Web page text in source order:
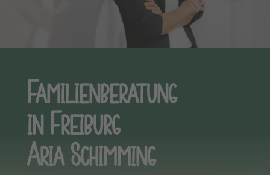
Familienberatung
in Freiburg
Aria Schimming